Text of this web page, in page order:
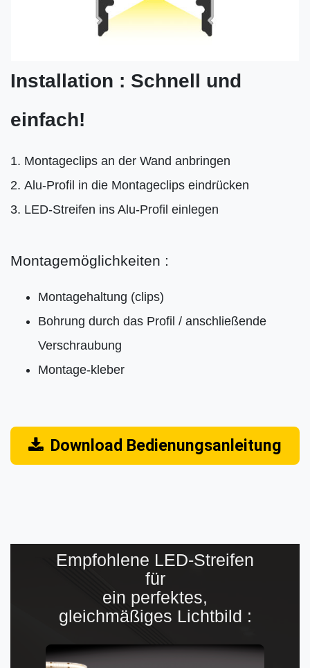
Installation : Schnell und
einfach!
Montageclips an der Wand anbringen
Alu-Profil in die Montageclips eindrücken
LED-Streifen ins Alu-Profil einlegen
Montagemöglichkeiten :
Montagehaltung (clips)
Bohrung durch das Profil / anschließende
Verschraubung
Montage-kleber
Download Bedienungsanleitung
Empfohlene LED-Streifen
für
ein perfektes,
gleichmäßiges Lichtbild :